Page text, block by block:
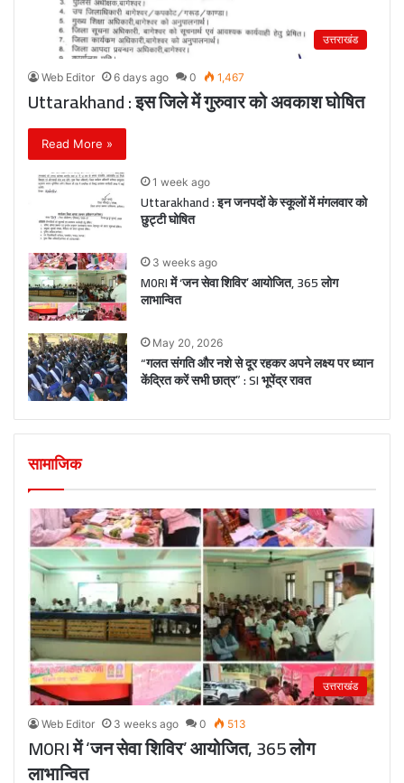
उत्तराखंड
Web Editor 6 days ago 0 1,467
Uttarakhand : इस जिले में गुरुवार को अवकाश घोषित
Read More »
1 week ago
Uttarakhand : इन जनपदों के स्कूलों में मंगलवार को
छुट्टी घोषित
3 weeks ago
M0RI में ‘जन सेवा शिविर’ आयोजित, 365 लोग
लाभान्वित
May 20, 2026
“गलत संगति और नशे से दूर रहकर अपने लक्ष्य पर ध्यान
केंद्रित करें सभी छात्र” : SI भूपेंद्र रावत
सामाजिक
उत्तराखंड
Web Editor 3 weeks ago 0 513
M0RI में ‘जन सेवा शिविर’ आयोजित, 365 लोग
लाभान्वित